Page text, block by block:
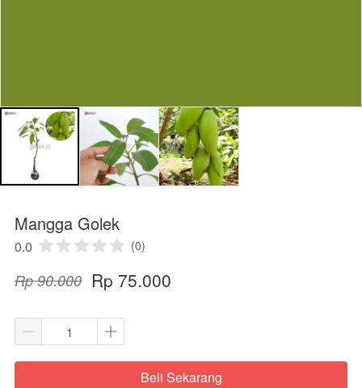
Mangga Golek
0.0 (0)
Rp 90.000 Rp 75.000
`Beli Sekarang